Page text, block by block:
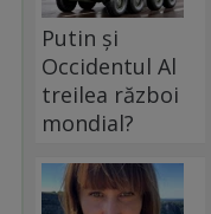
Putin și
Occidentul Al
treilea război
mondial?